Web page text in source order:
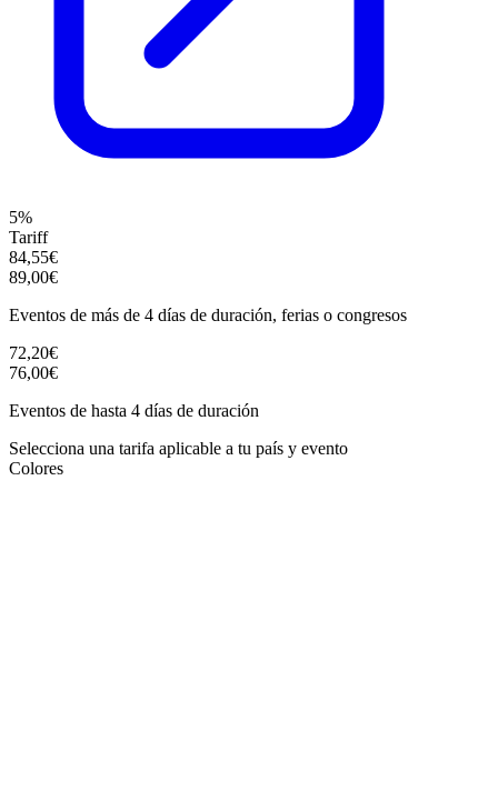
5%
Tariff
84,55€
89,00€
Eventos de más de 4 días de duración, ferias o congresos
72,20€
76,00€
Eventos de hasta 4 días de duración
Selecciona una tarifa aplicable a tu país y evento
Colores